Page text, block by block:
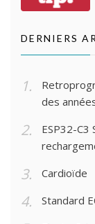
DERNIERS
des
ESP32-C3
Cardioïde
Standard